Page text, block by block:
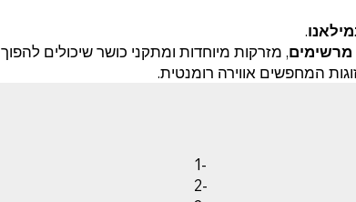
.
, מזרקות מיוחדות ומתקני כושר שיכולים להפוך
המחפשים אווירה רומנטית.
1-
2-